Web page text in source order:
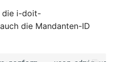
die i-doit-
die Mandanten-ID